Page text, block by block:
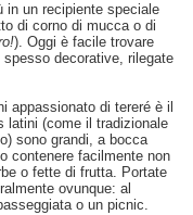
in un recipiente speciale
di corno di mucca o di
). Oggi è facile trovare
decorative, rilegate
appassionato di tereré è il
latini (come il tradizionale
sono grandi, a bocca
contenere facilmente non
o fette di frutta. Portate
ovunque: al
o un picnic.